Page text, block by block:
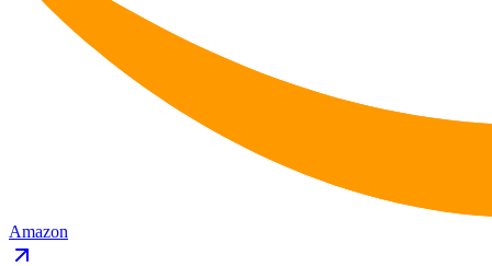
Amazon